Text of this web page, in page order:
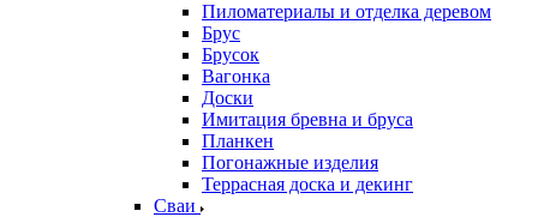
Пиломатериалы и отделка деревом
Брус
Брусок
Вагонка
Доски
Имитация бревна и бруса
Планкен
Погонажные изделия
Террасная доска и декинг
Сваи